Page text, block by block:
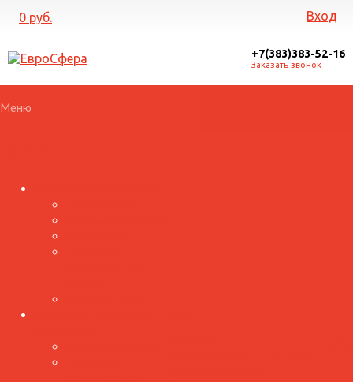
0 руб. Вход
+7(383)383-52-16
Заказать звонок
Меню